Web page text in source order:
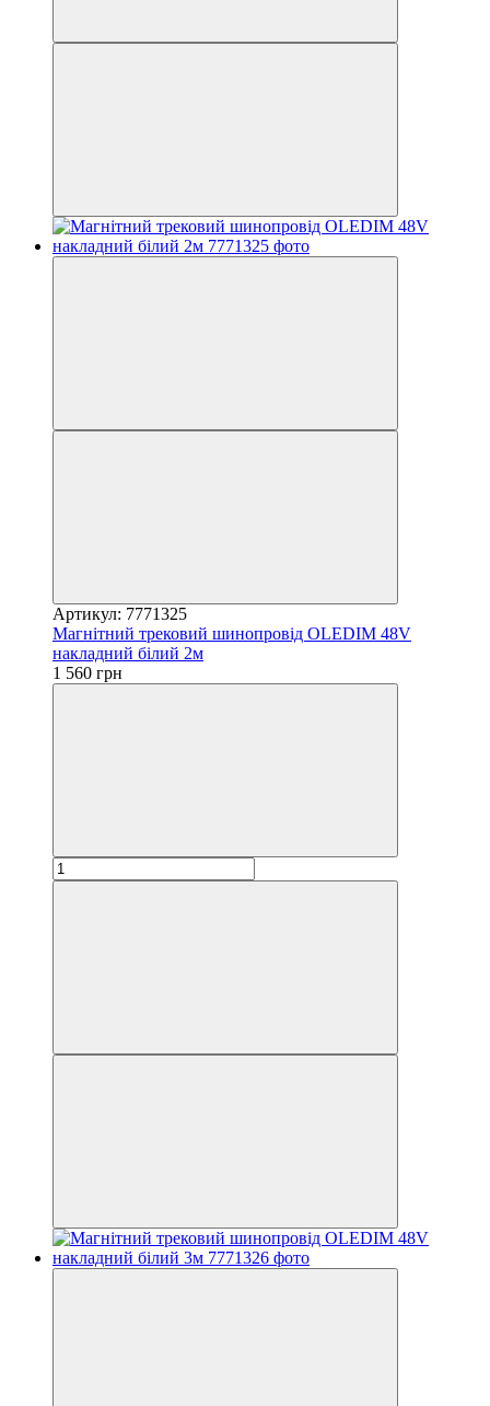
Артикул: 7771325
Магнітний трековий шинопровід OLEDIM 48V
накладний білий 2м
1 560 грн